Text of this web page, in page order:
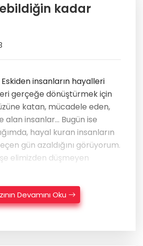
mesaj sistemi ticari
aracı değildir
kadar
gerçeğe dönüştürmek için
katan, mücadele eden,
insanlar... Bugün ise
hayal kuran insanların
gün azaldığını görüyorum.
elimizden düşmeyen
Devamını Oku